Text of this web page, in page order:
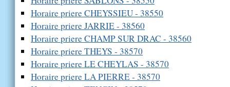
Horaire priere CHEYSSIEU - 38550
Horaire priere JARRIE - 38560
Horaire priere CHAMP SUR DRAC - 38560
Horaire priere THEYS - 38570
Horaire priere LE CHEYLAS - 38570
Horaire priere LA PIERRE - 38570